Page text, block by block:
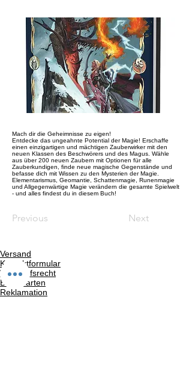
Mach dir die Geheimnisse zu eigen!
Entdecke das ungeahnte Potential der Magie! Erschaffe
einen einzigartigen und mächtigen Zauberwirker mit den
neuen Klassen des Beschwörers und des Magus. Wähle
aus über 200 neuen Zaubern mit Optionen für alle
Zauberkundigen, finde neue magische Gegenstände und
befasse dich mit Wissen zu den Mysterien der Magie.
Elementarismus, Geomantie, Schattenmagie, Runenmagie
und Allgegenwärtige Magie verändern die gesamte Spielwelt
- und alles findest du in diesem Buch!
Previous Next
Versand
Kontaktformular
Widerrufsrecht
Bezahlarten
Reklamation